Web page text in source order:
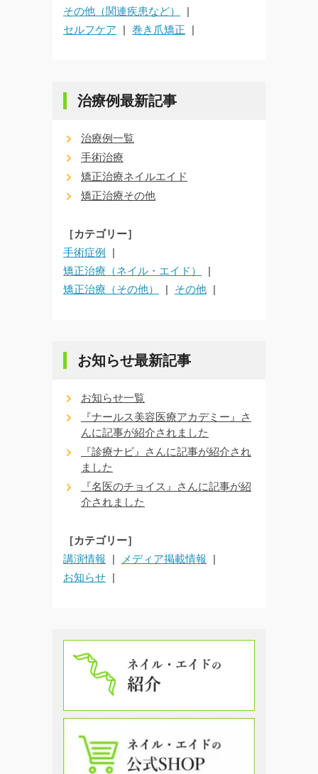
その他（関連疾患など）
セルフケア
巻き爪矯正
治療例最新記事
治療例一覧
手術治療
矯正治療ネイルエイド
矯正治療その他
［カテゴリー］
手術症例
矯正治療（ネイル・エイド）
矯正治療（その他）
その他
お知らせ最新記事
お知らせ一覧
『ナールス美容医療アカデミー』さ
んに記事が紹介されました
『診療ナビ』さんに記事が紹介され
ました
『名医のチョイス』さんに記事が紹
介されました
［カテゴリー］
講演情報
メディア掲載情報
お知らせ